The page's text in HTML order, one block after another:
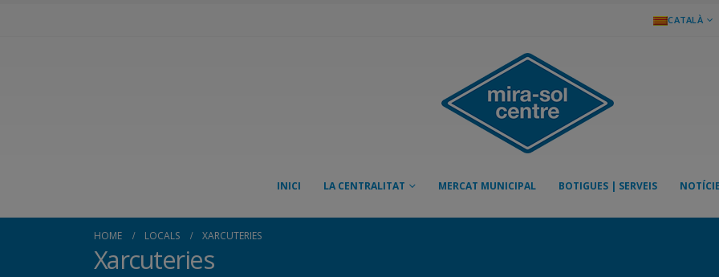
CATALÀ
INICI LA CENTRALITAT MERCAT MUNICIPAL BOTIGUES | SERVEIS
HOME LOCALS XARCUTERIES
Xarcuteries